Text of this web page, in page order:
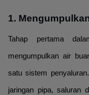
1.
Tahap pertama
mengumpulkan air
satu sistem
jaringan pipa, saluran